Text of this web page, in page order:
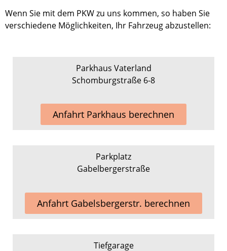
Wenn Sie mit dem PKW zu uns kommen, so haben Sie
verschiedene Möglichkeiten, Ihr Fahrzeug abzustellen:
Parkhaus Vaterland
Schomburgstraße 6-8
Anfahrt Parkhaus berechnen
Parkplatz
Gabelbergerstraße
Anfahrt Gabelsbergerstr. berechnen
Tiefgarage